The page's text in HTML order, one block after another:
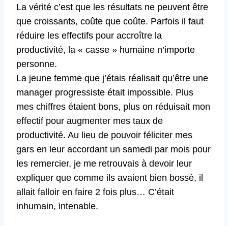
La vérité c’est que les résultats ne peuvent être
que croissants, coûte que coûte. Parfois il faut
réduire les effectifs pour accroître la
productivité, la « casse » humaine n’importe
personne.
La jeune femme que j’étais réalisait qu’être une
manager progressiste était impossible. Plus
mes chiffres étaient bons, plus on réduisait mon
effectif pour augmenter mes taux de
productivité. Au lieu de pouvoir féliciter mes
gars en leur accordant un samedi par mois pour
les remercier, je me retrouvais à devoir leur
expliquer que comme ils avaient bien bossé, il
allait falloir en faire 2 fois plus… C’était
inhumain, intenable.